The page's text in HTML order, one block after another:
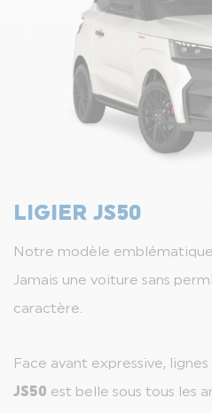
LIGIER JS50
Notre modèle
Jamais une voiture sans
caractère.
Face avant expressive,
JS50 est belle sous tous les